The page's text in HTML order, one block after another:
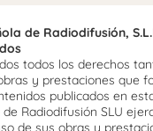
de Radiodifusión,
todos los derechos
y prestaciones que
publicados en
Radiodifusión SLU
de sus obras y